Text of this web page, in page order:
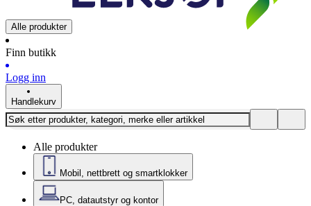
Alle produkter
Finn butikk
Logg inn
Handlekurv
Alle produkter
Mobil, nettbrett og smartklokker
PC, datautstyr og kontor